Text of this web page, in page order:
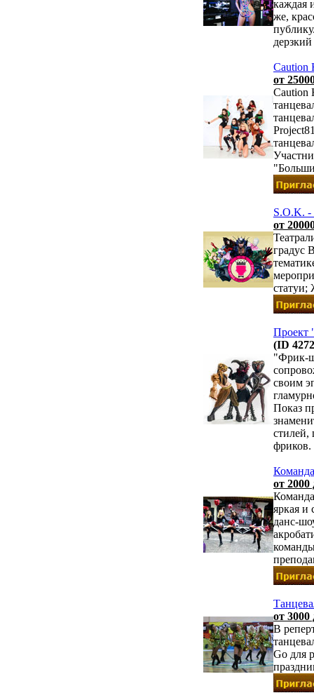
каждая
же,
Caution
от
Caution
S.O.K. -
от
градус
Проект
(ID
"Фрик-
своим
Показ
стилей,
фриков.
от 2000
яркая и
данс-
от 3000
В
Go для